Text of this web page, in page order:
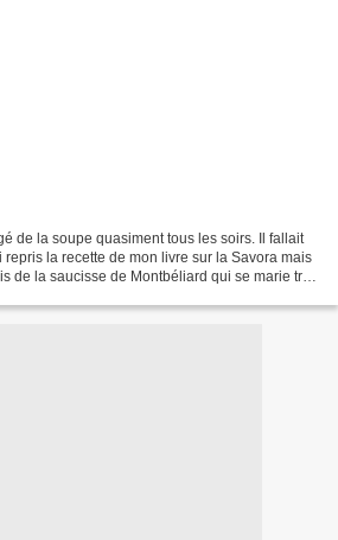
de la soupe quasiment tous les soirs. Il fallait
la recette de mon livre sur la Savora mais
de la saucisse de Montbéliard qui se marie très